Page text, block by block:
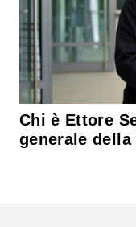
Chi è Ettore
generale